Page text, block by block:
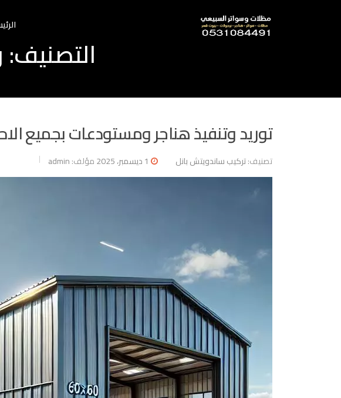
التصنيف:
توريد وتنفيذ هناجر ومستودعات بجميع
1 ديسمبر، 2025 مؤلف:admin تصنيف:تركيب ساندويتش بانل